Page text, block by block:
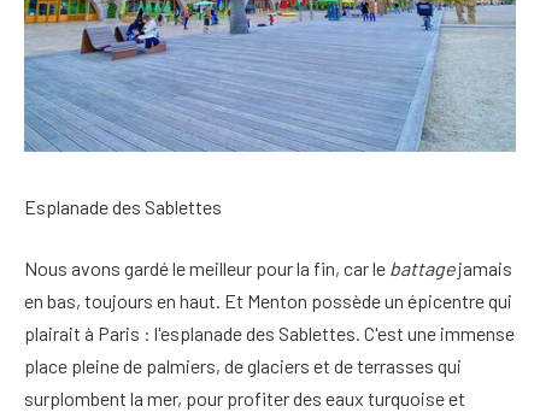
Esplanade des Sablettes
Nous avons gardé le meilleur pour la fin, car le battagejamais
en bas, toujours en haut. Et Menton possède un épicentre qui
plairait à Paris : l'esplanade des Sablettes. C'est une immense
place pleine de palmiers, de glaciers et de terrasses qui
surplombent la mer, pour profiter des eaux turquoise et